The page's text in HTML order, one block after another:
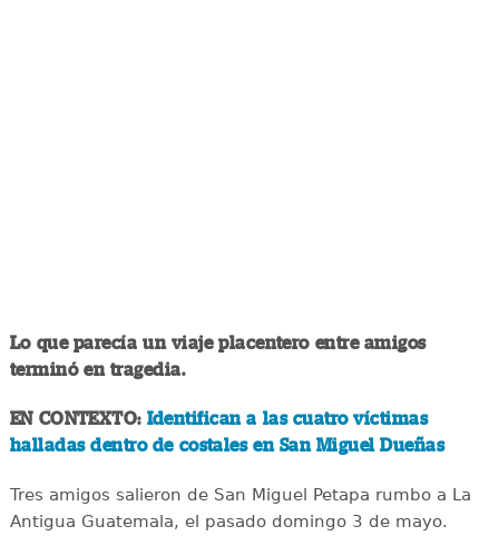
Lo que parecía un viaje placentero entre amigos
terminó en tragedia.
EN CONTEXTO: Identifican a las cuatro víctimas
halladas dentro de costales en San Miguel Dueñas
Tres amigos salieron de San Miguel Petapa rumbo a La
Antigua Guatemala, el pasado domingo 3 de mayo.